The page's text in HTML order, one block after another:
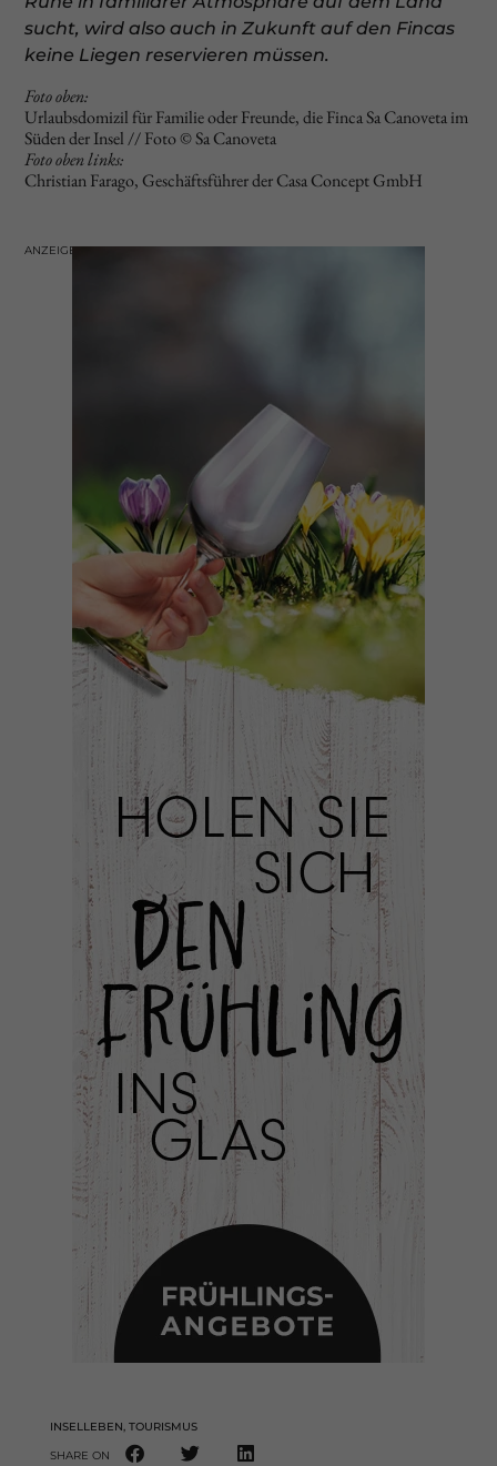
sucht, wird also auch in Zukunft auf den Fincas
keine Liegen reservieren müssen.
Foto oben:
Urlaubsdomizil für Familie oder Freunde, die Finca Sa Canoveta im
Süden der Insel // Foto © Sa Canoveta
Foto oben links:
Christian Farago, Geschäftsführer der Casa Concept GmbH
ANZEIGE
INSELLEBEN, TOURISMUS
SHARE ON